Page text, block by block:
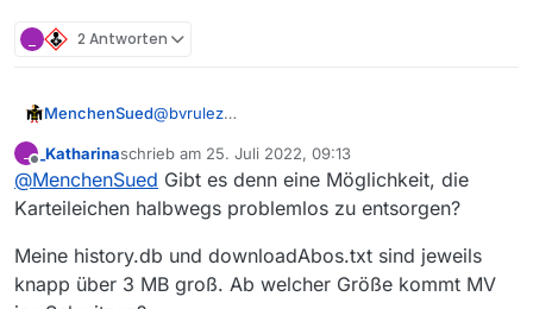
2 Antworten
MenchenSued@bvrulez
aufzeichnen.
history.txtbzw.history.db
Filme gespeichert, die Du für den
Download oder das Abspielen angeklickt
hast. In dieser Liste werden nach
jahrelangem Benutzen sehr viele Leichen
enthalten sein, denn viele Sendungen
werden ja nach kurzer Zeit wieder aus
_
Offline
_Katharinaschrieb am 25. Juli 2022, 09:13
zuletzt editiert von
@MenchenSued Gibt es denn eine Möglichkeit, die
Karteileichen halbwegs problemlos zu entsorgen?
Meine history.db und downloadAbos.txt sind jeweils
knapp über 3 MB groß. Ab welcher Größe kommt MV